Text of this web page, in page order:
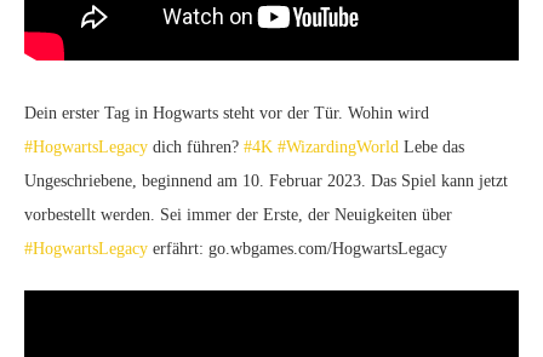
Dein erster Tag in Hogwarts steht vor der Tür. Wohin wird
#HogwartsLegacy dich führen? #4K #WizardingWorld Lebe das
Ungeschriebene, beginnend am 10. Februar 2023. Das Spiel kann jetzt
vorbestellt werden. Sei immer der Erste, der Neuigkeiten über
#HogwartsLegacy erfährt: go.wbgames.com/HogwartsLegacy